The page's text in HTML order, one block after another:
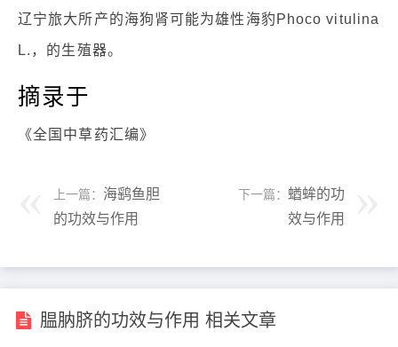
辽宁旅大所产的海狗肾可能为雄性海豹Phoco vitulina
L.，的生殖器。
摘录于
《全国中草药汇编》
上一篇： 海鹞鱼胆
的功效与作用
下一篇： 蝤蛑的功
效与作用
腽肭脐的功效与作用 相关文章